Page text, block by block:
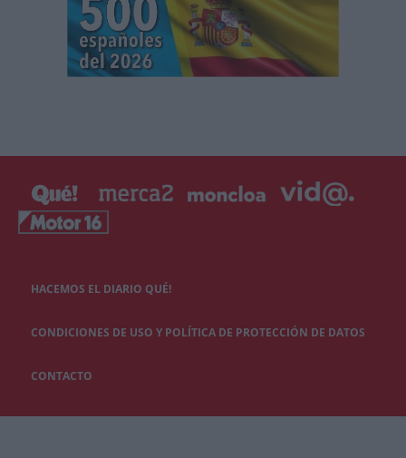
HACEMOS EL DIARIO QUÉ!
CONDICIONES DE USO Y POLÍTICA DE PROTECCIÓN DE DATOS
CONTACTO